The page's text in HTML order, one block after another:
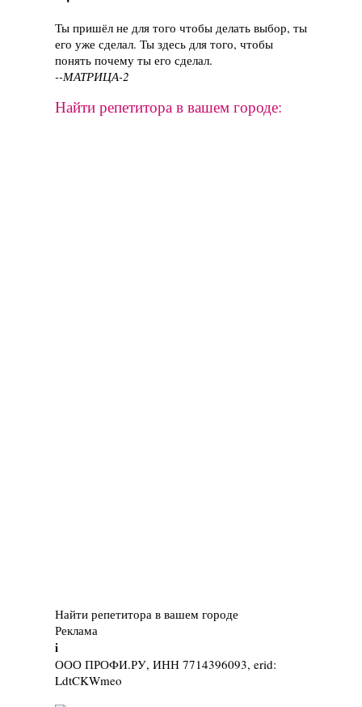
Ты пришёл не для того чтобы делать выбор, ты
его уже сделал. Ты здесь для того, чтобы
понять почему ты его сделал.
--МАТРИЦА-2
Найти репетитора в вашем городе:
Найти репетитора в вашем городе
Реклама
i
ООО ПРОФИ.РУ, ИНН 7714396093, erid:
LdtCKWmeo